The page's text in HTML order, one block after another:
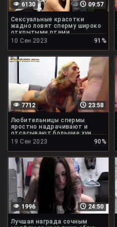
09:57
6130
Сексуальные красотки
жадно ловят сперму широко
открытыми ртами
10 Сен 2023
91%
23:58
7712
Любительницы спермы
яростно надрачивают и
отсасывают большие хуи
19 Сен 2023
90%
24:50
1996
Лучшая награда сочным